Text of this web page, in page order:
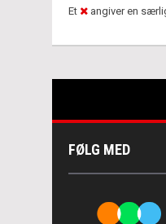
Et
angiver en
FØLG MED